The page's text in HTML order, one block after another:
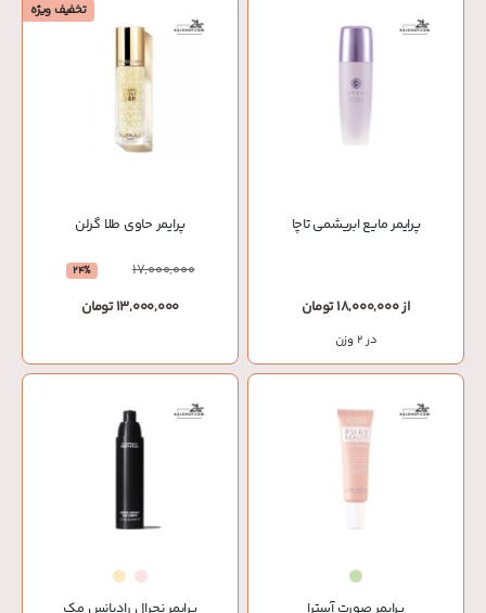
پرایمر مایع ابریشمی تاچا
از 18,000,000 تومان
در 2 وزن
تخفیف ویژه
پرایمر حاوی طلا گرلن
17,000,000
24%
13,000,000 تومان
پرایمر صورت آسترا پرایمر نچرال رادیانس مک